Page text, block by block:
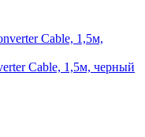
Cable, 1,5м, черный